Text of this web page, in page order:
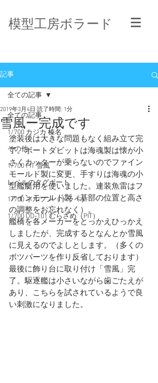
模型工房ボラード
記事
全ての記事
1/700 カジカ 榛名
その他
1/700 PIT 雪風
レベルのタグボート
1/700 ネルソン（トラペ）
1/700 DD-101 むらさめ（PIT）
全ての記事
雪風ー完成です
2019年3月4日 読了時間: 1分
塗装後は大きな問題もなく組み立て完
了。ボートダビットは海魂製は懐が小
さくカッターが乗らないのでファイン
モールド製に変更、手すりは海魂の小
型艦艇用を使いました。連装魚雷はフ
ァインモールド製（基部の位置と高さ
の調整をお忘れなく）。
艦橋を各メーカーをとっかえひっかえ
しましたが、完成するとなんとか雪風
に見えるのでよしとします。（多くの
ボツパーツを作り反省しております）
最後に飾り台に取り付け「雪風」完
了。駆逐艦は小さいながら歯ごたえが
あり、こちらを試されているようで良
い刺激になりました。